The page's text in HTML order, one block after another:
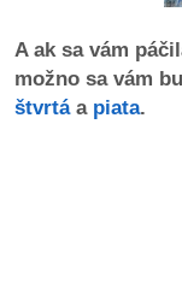
petície
A ak sa vám
možno sa vám
štvrtáa piata.